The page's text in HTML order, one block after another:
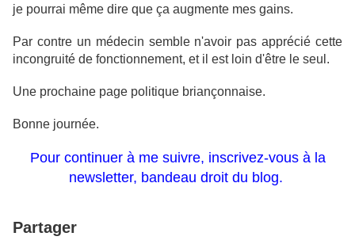
je pourrai même dire que ça augmente mes gains.
Par contre un médecin semble n'avoir pas apprécié cette
incongruité de fonctionnement, et il est loin d'être le seul.
Une prochaine page politique briançonnaise.
Bonne journée.
Pour continuer à me suivre, inscrivez-vous à la
newsletter, bandeau droit du blog.
Partager